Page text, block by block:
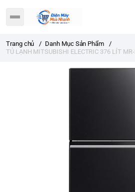
Trang chủ / Danh Mục Sản Phẩm
/
TỦ LẠNH MITSUBISHI ELECTRIC 376 LÍT